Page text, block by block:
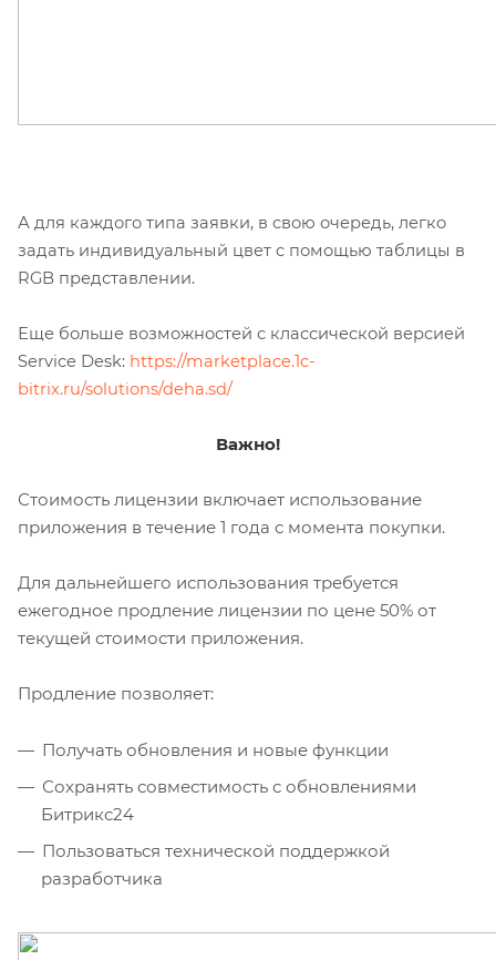
А для каждого типа заявки, в свою очередь, легко
задать индивидуальный цвет с помощью таблицы в
RGB представлении.
Еще больше возможностей с классической версией
Service Desk: https://marketplace.1c-
bitrix.ru/solutions/deha.sd/
Важно!
Стоимость лицензии включает использование
приложения в течение 1 года с момента покупки.
Для дальнейшего использования требуется
ежегодное продление лицензии по цене 50% от
текущей стоимости приложения.
Продление позволяет:
Получать обновления и новые функции
Сохранять совместимость с обновлениями
Битрикс24
Пользоваться технической поддержкой
разработчика